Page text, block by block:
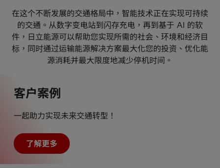
在这个不断发展的交通格局中，智能技术正在实现可持续
的交通。从数字变电站到闪存充电，再到基于 AI 的软
件，日立能源可以帮助您实现所需的社会、环境和经济目
标，同时通过运输能源解决方案最大化您的投资、优化能
源消耗并最大限度地减少停机时间。
客户案例
一起助力实现未来交通转型！
了解更多